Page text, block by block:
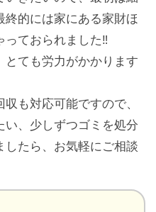
的には家にある家財ほ
っておられました‼️
ても労力がかかります
も対応可能ですので、
、少しずつゴミを処分
したら、お気軽にご相談